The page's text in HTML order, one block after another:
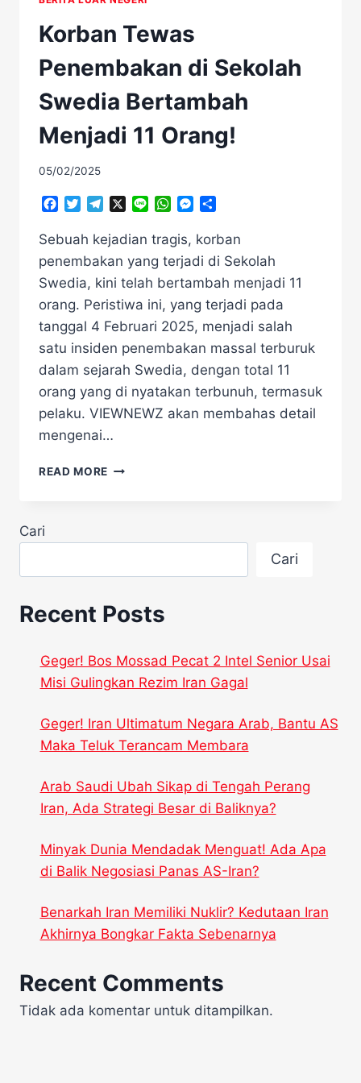
Korban Tewas
Penembakan di Sekolah
Swedia Bertambah
Menjadi 11 Orang!
05/02/2025
Facebook
TwitterTelegramLine WhatsAppMessenger
Sebuah kejadian tragis, korban
penembakan yang terjadi di Sekolah
Swedia, kini telah bertambah menjadi 11
orang. Peristiwa ini, yang terjadi pada
tanggal 4 Februari 2025, menjadi salah
satu insiden penembakan massal terburuk
dalam sejarah Swedia, dengan total 11
orang yang di nyatakan terbunuh, termasuk
pelaku. ​VIEWNEWZ akan membahas detail
mengenai…
READ MORE KORBAN
11
ORANG!
Cari
Cari
Recent Posts
Geger! Bos Mossad Pecat 2 Intel Senior Usai
Misi Gulingkan Rezim Iran Gagal
Geger! Iran Ultimatum Negara Arab, Bantu AS
Maka Teluk Terancam Membara
Arab Saudi Ubah Sikap di Tengah Perang
Iran, Ada Strategi Besar di Baliknya?
Minyak Dunia Mendadak Menguat! Ada Apa
di Balik Negosiasi Panas AS-Iran?
Benarkah Iran Memiliki Nuklir? Kedutaan Iran
Akhirnya Bongkar Fakta Sebenarnya
Recent Comments
Tidak ada komentar untuk ditampilkan.